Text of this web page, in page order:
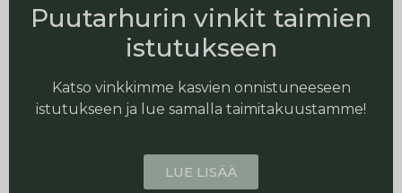
Puutarhurin vinkit taimien
istutukseen
Katso vinkkimme kasvien onnistuneeseen
istutukseen ja lue samalla taimitakuustamme!
LUE LISÄÄ